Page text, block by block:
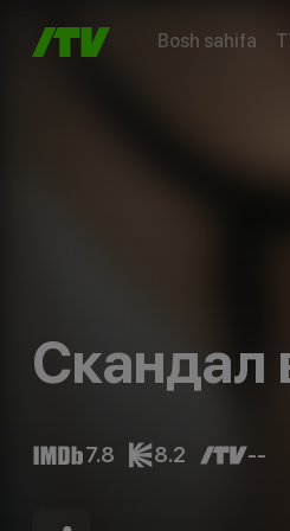
Bosh sahifa
Скандал
7.8 8.2 --